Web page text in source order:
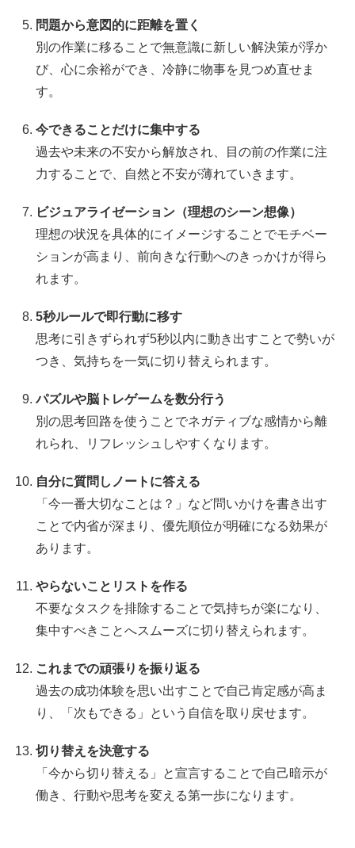
問題から意図的に距離を置く
別の作業に移ることで無意識に新しい解決策が浮か
び、心に余裕ができ、冷静に物事を見つめ直せま
す。
今できることだけに集中する
過去や未来の不安から解放され、目の前の作業に注
力することで、自然と不安が薄れていきます。
ビジュアライゼーション（理想のシーン想像）
理想の状況を具体的にイメージすることでモチベー
ションが高まり、前向きな行動へのきっかけが得ら
れます。
5秒ルールで即行動に移す
思考に引きずられず5秒以内に動き出すことで勢いが
つき、気持ちを一気に切り替えられます。
パズルや脳トレゲームを数分行う
別の思考回路を使うことでネガティブな感情から離
れられ、リフレッシュしやすくなります。
自分に質問しノートに答える
「今一番大切なことは？」など問いかけを書き出す
ことで内省が深まり、優先順位が明確になる効果が
あります。
やらないことリストを作る
不要なタスクを排除することで気持ちが楽になり、
集中すべきことへスムーズに切り替えられます。
これまでの頑張りを振り返る
過去の成功体験を思い出すことで自己肯定感が高ま
り、「次もできる」という自信を取り戻せます。
切り替えを決意する
「今から切り替える」と宣言することで自己暗示が
働き、行動や思考を変える第一歩になります。